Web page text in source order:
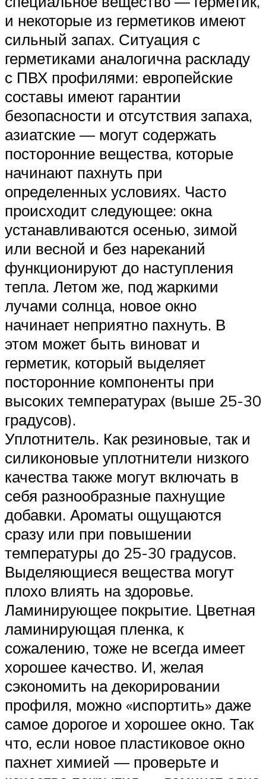
и некоторые из герметиков имеют
сильный запах. Ситуация с
герметиками аналогична раскладу
с ПВХ профилями: европейские
составы имеют гарантии
безопасности и отсутствия запаха,
азиатские — могут содержать
посторонние вещества, которые
начинают пахнуть при
определенных условиях. Часто
происходит следующее: окна
устанавливаются осенью, зимой
или весной и без нареканий
функционируют до наступления
тепла. Летом же, под жаркими
лучами солнца, новое окно
начинает неприятно пахнуть. В
этом может быть виноват и
герметик, который выделяет
посторонние компоненты при
высоких температурах (выше 25-30
градусов).
Уплотнитель. Как резиновые, так и
силиконовые уплотнители низкого
качества также могут включать в
себя разнообразные пахнущие
добавки. Ароматы ощущаются
сразу или при повышении
температуры до 25-30 градусов.
Выделяющиеся вещества могут
плохо влиять на здоровье.
Ламинирующее покрытие. Цветная
ламинирующая пленка, к
сожалению, тоже не всегда имеет
хорошее качество. И, желая
сэкономить на декорировании
профиля, можно «испортить» даже
самое дорогое и хорошее окно. Так
что, если новое пластиковое окно
пахнет химией — проверьте и